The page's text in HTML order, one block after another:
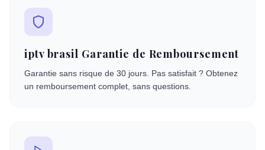
iptv brasil Garantie de Remboursement
Garantie sans risque de 30 jours. Pas satisfait ? Obtenez
un remboursement complet, sans questions.